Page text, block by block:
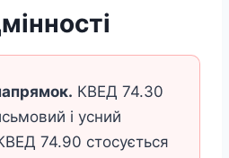
КВЕД 74.30
і усний
74.90 стосується